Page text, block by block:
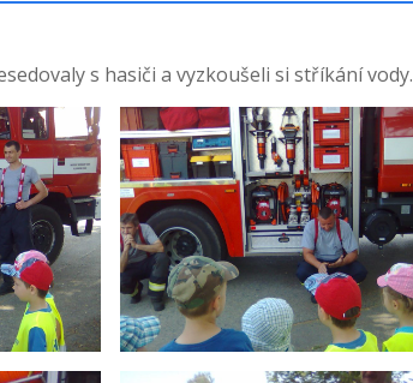
s hasiči a vyzkoušeli si stříkání vody.